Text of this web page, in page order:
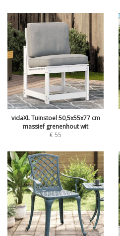
vidaXL Tuinstoel 50,5x55x77 cm
massief grenenhout wit
€55